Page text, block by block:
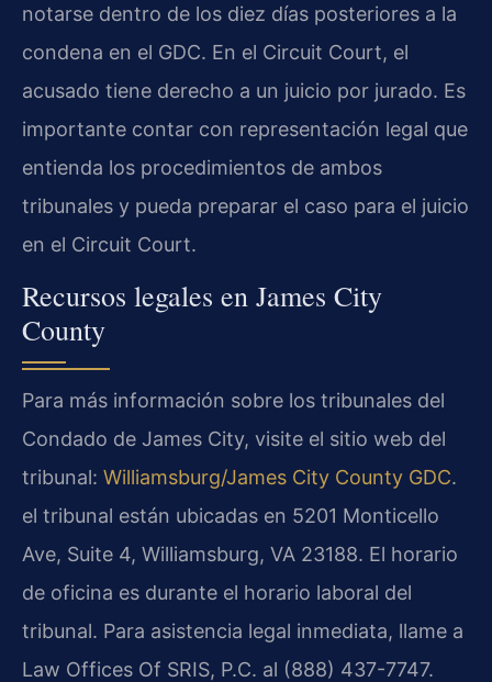
notarse dentro de los diez días posteriores a la
condena en el GDC. En el Circuit Court, el
acusado tiene derecho a un juicio por jurado. Es
importante contar con representación legal que
entienda los procedimientos de ambos
tribunales y pueda preparar el caso para el juicio
en el Circuit Court.
Recursos legales en James City
County
Para más información sobre los tribunales del
Condado de James City, visite el sitio web del
tribunal: Williamsburg/James City County GDC.
el tribunal están ubicadas en 5201 Monticello
Ave, Suite 4, Williamsburg, VA 23188. El horario
de oficina es durante el horario laboral del
tribunal. Para asistencia legal inmediata, llame a
Law Offices Of SRIS, P.C. al (888) 437-7747.